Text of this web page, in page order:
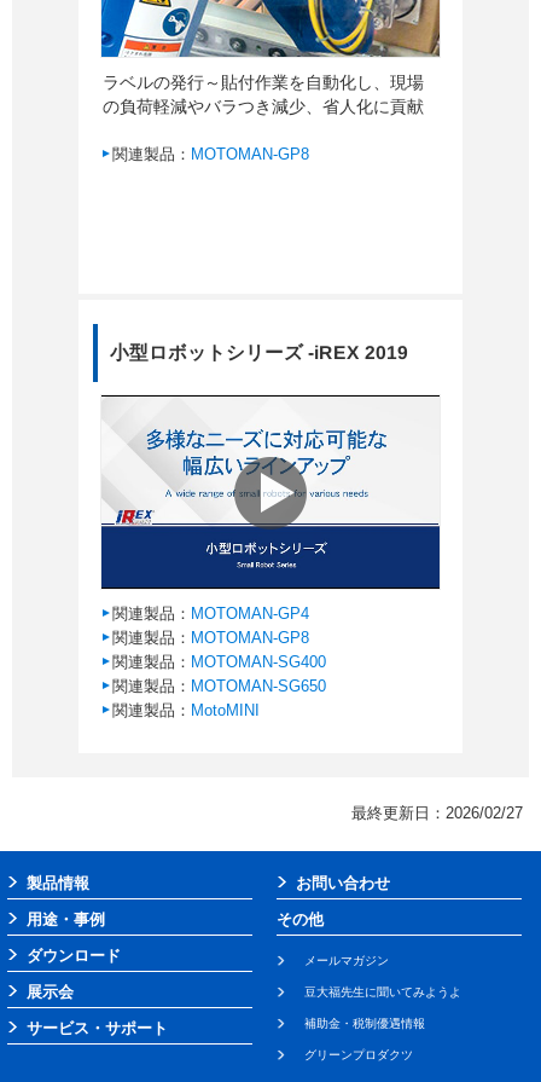
ラベルの発行～貼付作業を自動化し、現場
の負荷軽減やバラつき減少、省人化に貢献
関連製品： MOTOMAN-GP8
小型ロボットシリーズ -iREX 2019
関連製品： MOTOMAN-GP4
関連製品： MOTOMAN-GP8
関連製品： MOTOMAN-SG400
関連製品： MOTOMAN-SG650
関連製品： MotoMINI
最終更新日：2026/02/27
製品情報
用途・事例
ダウンロード
展示会
サービス・サポート
お問い合わせ
その他
メールマガジン
豆大福先生に聞いてみようよ
補助金・税制優遇情報
グリーンプロダクツ